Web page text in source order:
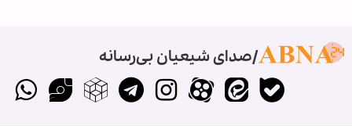
صدای شیعیان بی‌رسانه